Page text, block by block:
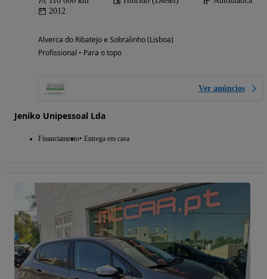
2012
Alverca do Ribatejo e Sobralinho (Lisboa)
Profissional • Para o topo
Ver anúncios
Jeniko Unipessoal Lda
Financiamento Entrega em casa